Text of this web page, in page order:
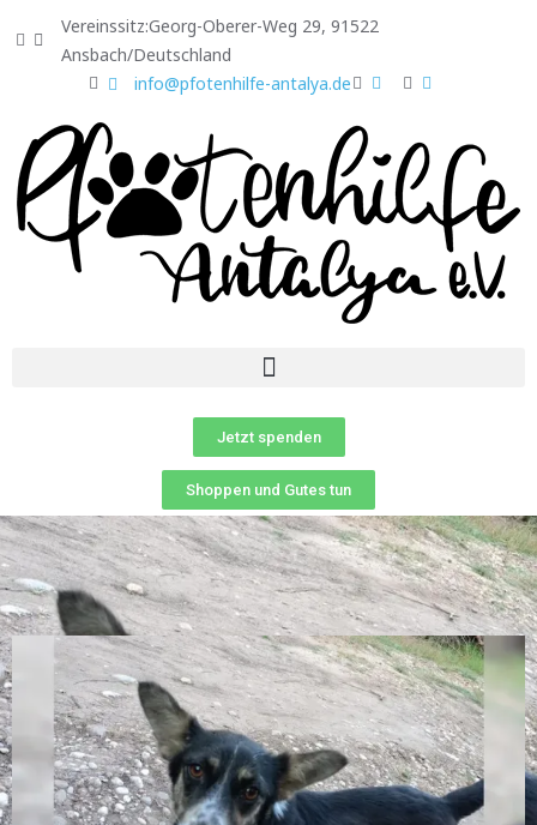
Vereinssitz:Georg-Oberer-Weg 29, 91522
Ansbach/Deutschland
info@pfotenhilfe-antalya.de
Jetzt spenden
Shoppen und Gutes tun